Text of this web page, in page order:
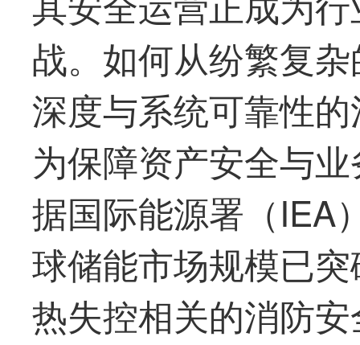
战。如何从纷繁复
深度与系统可靠性
为保障资产安全与
据国际能源署（IEA
球储能市场规模已
热失控相关的消防